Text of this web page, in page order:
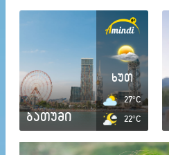
ბათუმი
ხუთ
27°C
22°C